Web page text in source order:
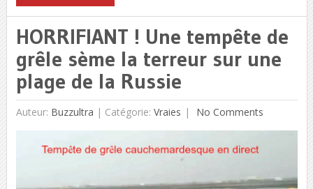
HORRIFIANT ! Une tempête de
grêle sème la terreur sur une
plage de la Russie
Auteur: Buzzultra | Catégorie: Vraies No Comments